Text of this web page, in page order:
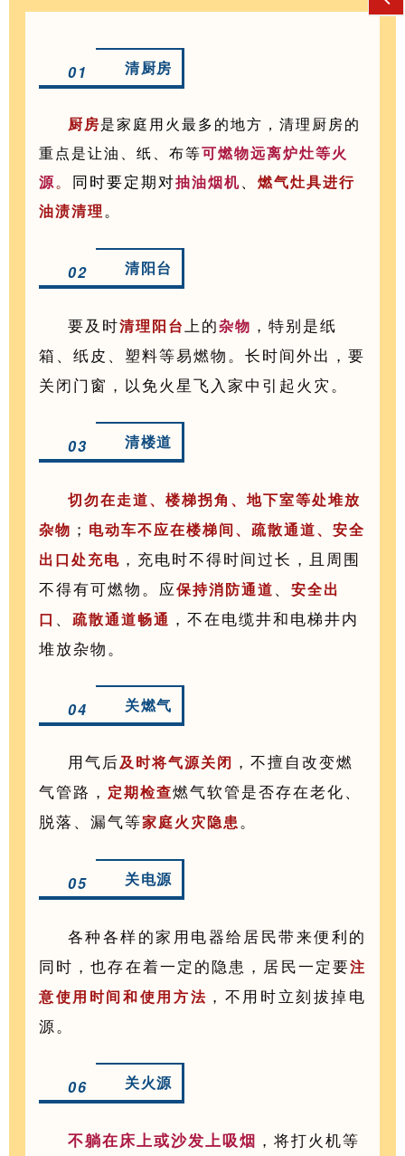
01 清厨房
厨房是家庭用火最多的地方，清理厨房的
重点是让油、纸、布等可燃物远离炉灶等火
源。 同时要定期对抽油烟机、 燃气灶具进行
油渍清理 。
02 清阳台
要及时清理阳台 上的杂物 ，特别是纸
箱、纸皮、塑料等易燃物。长时间外出，要
关闭门窗，以免火星飞入家中引起火灾。
03 清楼道
切勿在走道、楼梯拐角、地下室等处堆放
杂物 ； 电动车不应在楼梯间、疏散通道、安全
出口处充电 ，充电时不得时间过长，且周围
不得有可燃物。应保持消防通道、 安全出
口 、 疏散通道畅通 ，不在电缆井和电梯井内
堆放杂物。
04 关燃气
用气后及时将气源关闭
，不擅自改变燃
气管路， 定期检查燃气软管是否存在老化、
脱落、漏气等家庭火灾隐患 。
05 关电源
各种各样的家用电器给居民带来便利的
同时，也存在着一定的隐患，居民一定要注
意使用时间和使用方法 ，不用时立刻拔掉电
源。
06 关火源
不躺在床上或沙发上吸烟 ，将打火机等